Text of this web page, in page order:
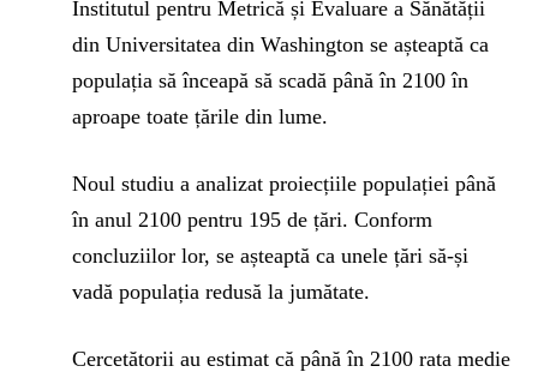
Institutul pentru Metrică și Evaluare a Sănătății
din Universitatea din Washington se așteaptă ca
populația să înceapă să scadă până în 2100 în
aproape toate țările din lume.
Noul studiu a analizat proiecțiile populației până
în anul 2100 pentru 195 de țări. Conform
concluziilor lor, se așteaptă ca unele țări să-și
vadă populația redusă la jumătate.
Cercetătorii au estimat că până în 2100 rata medie